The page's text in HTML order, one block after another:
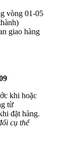
vòng 01-05
giao hàng
khi hoặc
từ
đặt hàng.
cụ thể